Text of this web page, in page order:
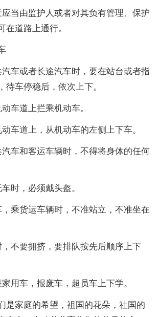
当由监护人或者对其负有管理、保护
在道路上通行。
车或者长途汽车时，要在站台或者指
待车停稳后，依次上下。
车道上拦乘机动车。
车道上，从机动车的左侧上下车。
车和客运车辆时，不得将身体的任何
时，必须戴头盔。
乘货运车辆时，不准站立，不准坐在
不要拥挤，要排队按先后顺序上下
用车，报废车，超员车上下学。
是家庭的希望，祖国的花朵，社国的